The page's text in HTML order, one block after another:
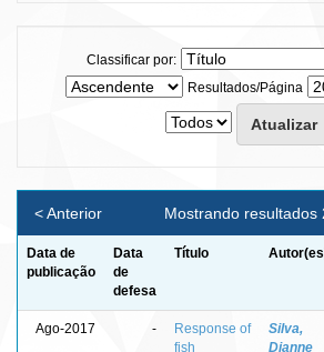
Classificar por:
Resultados/Página
Mostrando resultados
< Anterior
Data de
publicação
Data
de
defesa
Título
Ago-2017 -
Response of
fish
Silva,
Dianne